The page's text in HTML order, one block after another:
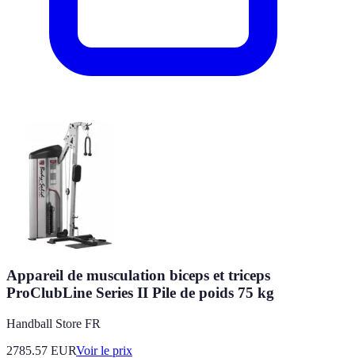
Appareil de musculation biceps et triceps
ProClubLine Series II Pile de poids 75 kg
Handball Store FR
2785.57 EURVoir le prix